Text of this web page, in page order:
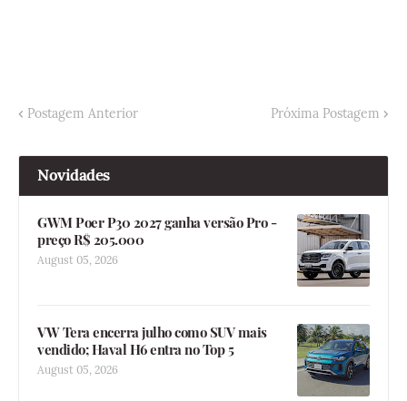
Postagem Anterior Próxima Postagem
Novidades
GWM Poer P30 2027 ganha versão Pro -
preço R$ 205.000
August 05, 2026
VW Tera encerra julho como SUV mais
vendido; Haval H6 entra no Top 5
August 05, 2026